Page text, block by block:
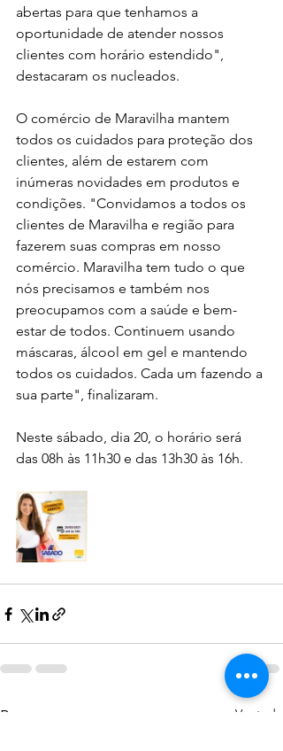
abertas para que tenhamos a
oportunidade de atender nossos
clientes com horário estendido",
destacaram os nucleados.
O comércio de Maravilha mantem
todos os cuidados para proteção dos
clientes, além de estarem com
inúmeras novidades em produtos e
condições. "Convidamos a todos os
clientes de Maravilha e região para
fazerem suas compras em nosso
comércio. Maravilha tem tudo o que
nós precisamos e também nos
preocupamos com a saúde e bem-
estar de todos. Continuem usando
máscaras, álcool em gel e mantendo
todos os cuidados. Cada um fazendo a
sua parte", finalizaram.
Neste sábado, dia 20, o horário será
das 08h às 11h30 e das 13h30 às 16h.
Posts recentes Ver tudo